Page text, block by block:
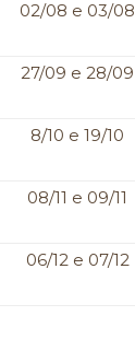
02/08 e 03/08
27/09 e 28/09
8/10 e 19/10
08/11 e 09/11
06/12 e 07/12